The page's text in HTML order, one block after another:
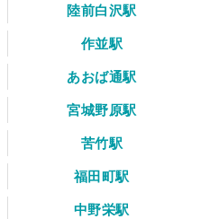
陸前白沢駅
作並駅
あおば通駅
宮城野原駅
苦竹駅
福田町駅
中野栄駅